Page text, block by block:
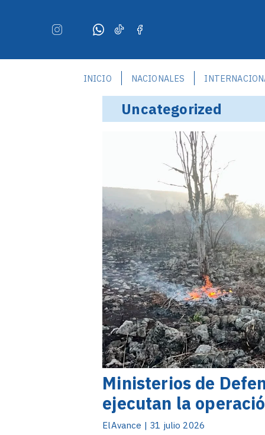
INICIO NACIONALES
Uncategorized
Ministerios de
ejecutan la
2026”
ElAvance | 31 julio 2026